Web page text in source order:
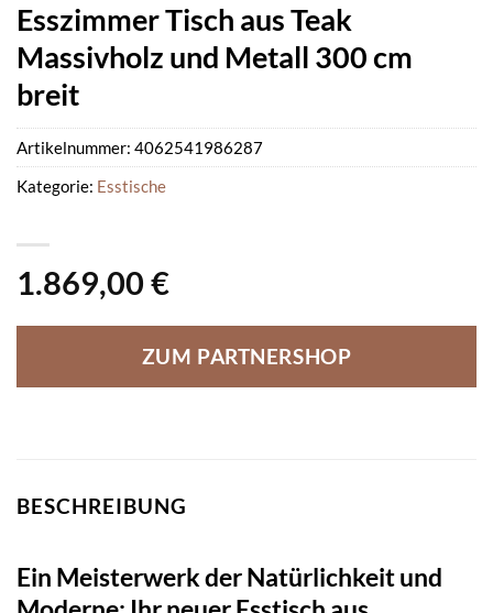
Esszimmer Tisch aus Teak
Massivholz und Metall 300 cm
breit
1.869,00 €
ZUM PARTNERSHOP
Artikelnummer: 4062541986287
Kategorie: Esstische
BESCHREIBUNG
Ein Meisterwerk der Natürlichkeit und